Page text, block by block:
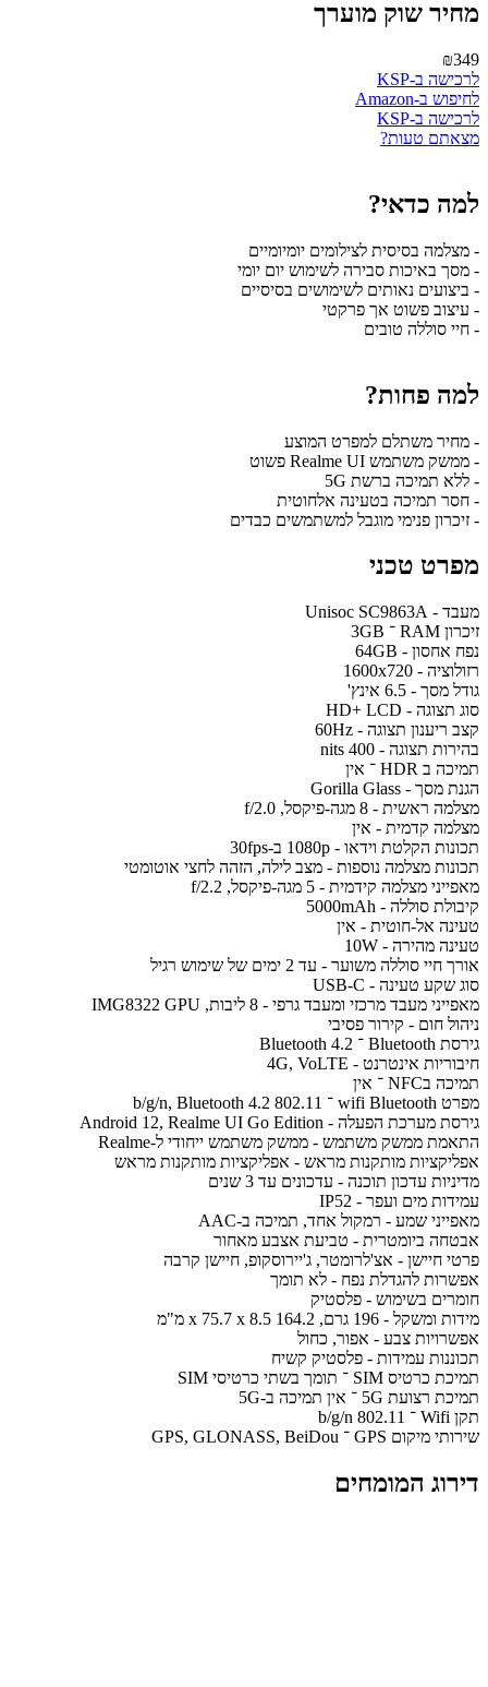
מחיר שוק מוערך
₪349
לרכישה ב-KSP
לחיפוש ב-Amazon
לרכישה ב-KSP
מצאתם טעות?
למה כדאי?
- מצלמה בסיסית לצילומים יומיומיים
- מסך באיכות סבירה לשימוש יום יומי
- ביצועים נאותים לשימושים בסיסיים
- עיצוב פשוט אך פרקטי
- חיי סוללה טובים
למה פחות?
- מחיר משתלם למפרט המוצע
- ממשק משתמש Realme UI פשוט
- ללא תמיכה ברשת 5G
- חסר תמיכה בטעינה אלחוטית
- זיכרון פנימי מוגבל למשתמשים כבדים
מפרט טכני
מעבד - Unisoc SC9863A
זיכרון RAM ־ 3GB
נפח אחסון - 64GB
רזולוציה - 1600x720
גודל מסך - 6.5 אינץ'
סוג תצוגה - HD+ LCD
קצב ריענון תצוגה - 60Hz
בהירות תצוגה - 400 nits
תמיכה ב HDR ־ אין
הגנת מסך - Gorilla Glass
מצלמה ראשית - 8 מגה-פיקסל, f/2.0
מצלמה קדמית - אין
תכונות הקלטת וידאו - 1080p ב-30fps
תכונות מצלמה נוספות - מצב לילה, הזהה לחצי אוטומטי
מאפייני מצלמה קידמית - 5 מגה-פיקסל, f/2.2
קיבולת סוללה - 5000mAh
טעינה אל-חוטית - אין
טעינה מהירה - 10W
אורך חיי סוללה משוער - עד 2 ימים של שימוש רגיל
סוג שקע טעינה - USB-C
מאפייני מעבד מרכזי ומעבד גרפי - 8 ליבות, IMG8322 GPU
ניהול חום - קירור פסיבי
גירסת Bluetooth ־ Bluetooth 4.2
חיבוריות אינטרנט - 4G, VoLTE
תמיכה בNFC ־ אין
מפרט wifi Bluetooth ־ 802.11 b/g/n, Bluetooth 4.2
גירסת מערכת הפעלה - Android 12, Realme UI Go Edition
התאמת ממשק משתמש - ממשק משתמש ייחודי ל-Realme
אפליקציות מותקנות מראש - אפליקציות מותקנות מראש
מדיניות עדכון תוכנה - עדכונים עד 3 שנים
עמידות מים ועפר - IP52
מאפייני שמע - רמקול אחד, תמיכה ב-AAC
אבטחה ביומטרית - טביעת אצבע מאחור
פרטי חיישן - אצ'לרומטר, ג'יירוסקופ, חיישן קרבה
אפשרות להגדלת נפח - לא תומך
חומרים בשימוש - פלסטיק
מידות ומשקל - 196 גרם, 164.2 x 75.7 x 8.5 מ"מ
אפשרויות צבע - אפור, כחול
תכוננות עמידות - פלסטיק קשיח
תמיכת כרטיס SIM ־ תומך בשתי כרטיסי SIM
תמיכת רצועת 5G ־ אין תמיכה ב-5G
תקן Wifi ־ 802.11 b/g/n
שירותי מיקום GPS ־ GPS, GLONASS, BeiDou
דירוג המומחים